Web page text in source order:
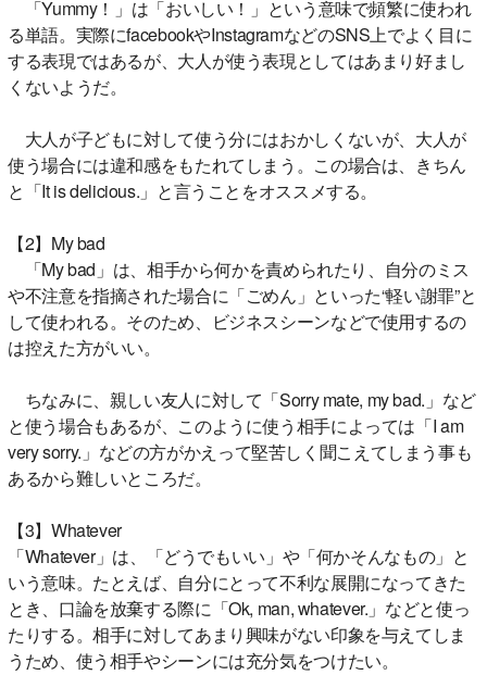
「Yummy！」は「おいしい！」という意味で頻繁に使われ
る単語。実際にfacebookやInstagramなどのSNS上でよく目に
する表現ではあるが、大人が使う表現としてはあまり好まし
くないようだ。
大人が子どもに対して使う分にはおかしくないが、大人が
使う場合には違和感をもたれてしまう。この場合は、きちん
と「It is delicious.」と言うことをオススメする。
【2】My bad
「My bad」は、相手から何かを責められたり、自分のミス
や不注意を指摘された場合に「ごめん」といった“軽い謝罪”と
して使われる。そのため、ビジネスシーンなどで使用するの
は控えた方がいい。
ちなみに、親しい友人に対して「Sorry mate, my bad.」など
と使う場合もあるが、このように使う相手によっては「I am
very sorry.」などの方がかえって堅苦しく聞こえてしまう事も
あるから難しいところだ。
【3】Whatever
「Whatever」は、「どうでもいい」や「何かそんなもの」と
いう意味。たとえば、自分にとって不利な展開になってきた
とき、口論を放棄する際に「Ok, man, whatever.」などと使っ
たりする。相手に対してあまり興味がない印象を与えてしま
うため、使う相手やシーンには充分気をつけたい。